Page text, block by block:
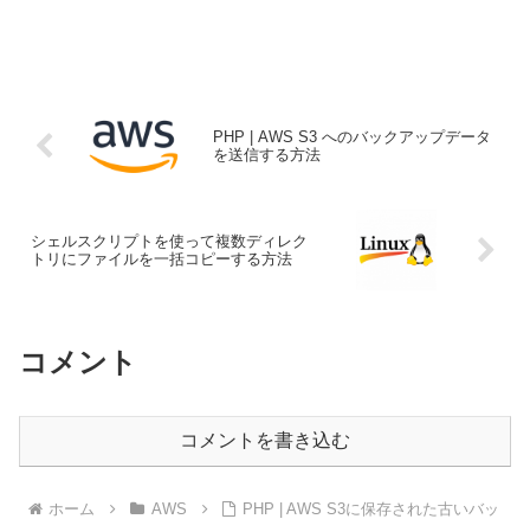
PHP | AWS S3 へのバックアップデータ
を送信する方法
シェルスクリプトを使って複数ディレク
トリにファイルを一括コピーする方法
コメント
コメントを書き込む
ホーム AWS
PHP | AWS S3に保存された古いバッ